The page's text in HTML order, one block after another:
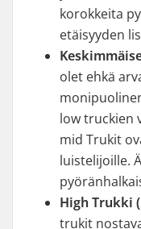
korokkeita
etäisyyden
olet ehkä
low truckien
mid Trukit
luistelijoille.
High Trukki
trukit